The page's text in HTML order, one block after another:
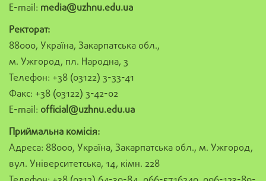
E-mail: media@uzhnu.edu.ua
Ректорат:
88000, Україна, Закарпатська обл.,
м. Ужгород, пл. Народна, 3
Телефон: +38 (03122) 3-33-41
Факс: +38 (03122) 3-42-02
E-mail: official@uzhnu.edu.ua
Приймальна комісія:
Адреса: 88000, Україна, Закарпатська обл., м. Ужгород,
вул. Університетська, 14, кімн. 228